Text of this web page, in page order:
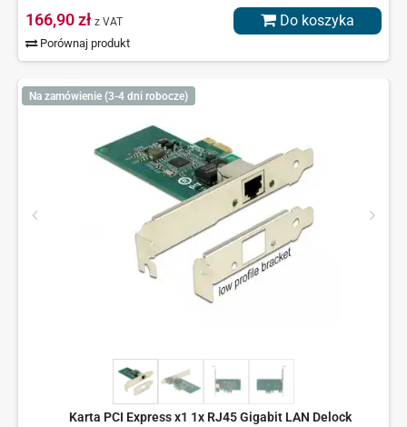
166,90 zł z VAT
Porównaj produkt
Do koszyka
Na zamówienie (3-4 dni robocze)
Karta PCI Express x1 1x RJ45 Gigabit LAN Delock